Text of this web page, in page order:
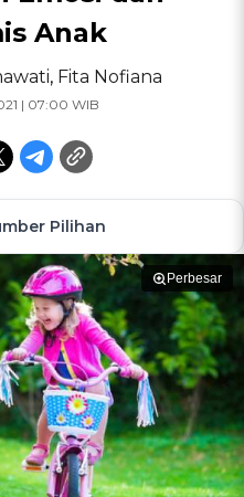
Anak
, Fita Nofiana
| 07:00 WIB
Pilihan
Perbesar